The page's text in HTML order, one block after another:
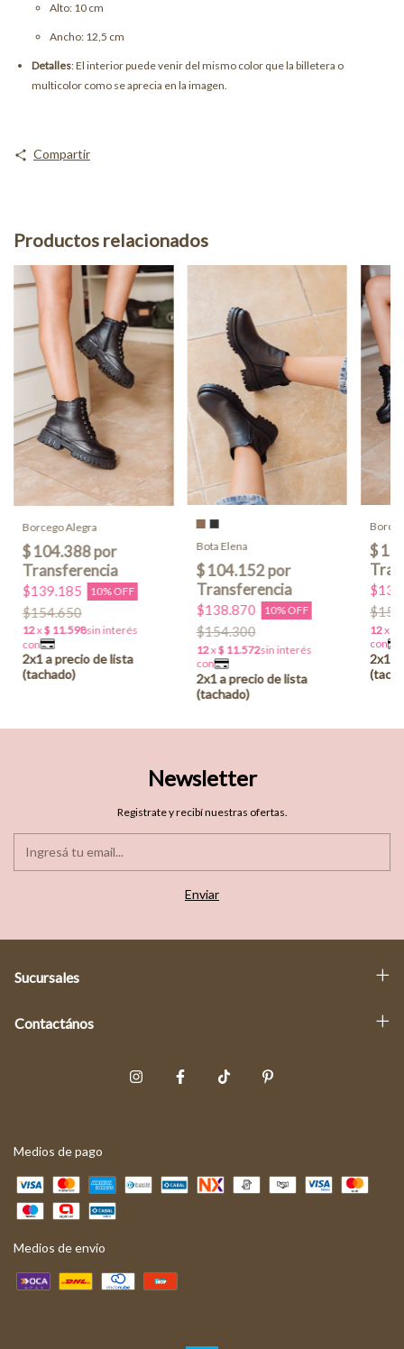
Alto: 10 cm
Ancho: 12,5 cm
Detalles: El interior puede venir del mismo color que la billetera o
multicolor como se aprecia en la imagen.
Compartir
Productos relacionados
Borcego Alegra
$139.185 10% OFF
$154.650
Bota Elena
$138.870 10% OFF
$154.300
Newsletter
Registrate y recibí nuestras ofertas.
Sucursales
Contactános
Medios de pago
Medios de envío